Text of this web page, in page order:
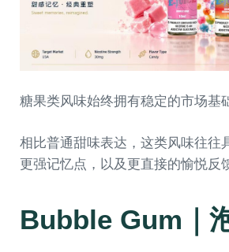
糖果类风味始终拥有稳定的市场基
相比普通甜味表达，这类风味往往
更强记忆点，以及更直接的愉悦反
Bubble Gum｜